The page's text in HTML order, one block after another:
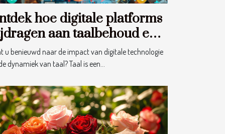
hoe digitale platforms
aan taalbehoud en -
u benieuwd naar de impact van digitale technologie
dynamiek van taal? Taal is een...